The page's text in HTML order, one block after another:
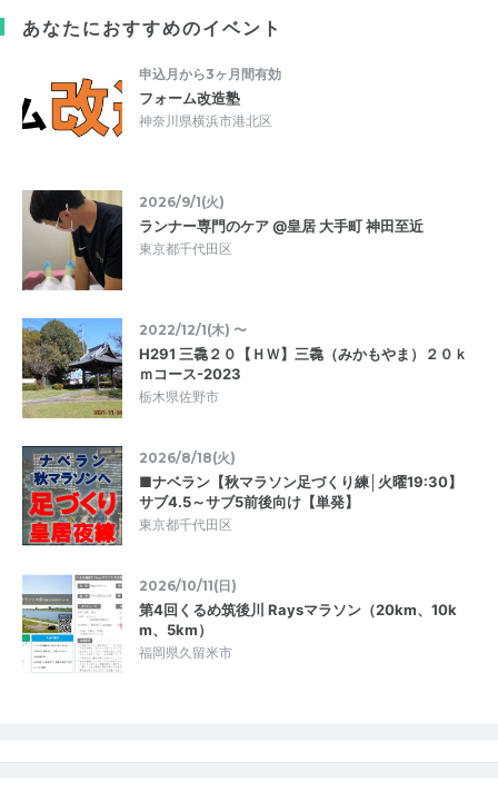
あなたにおすすめのイベント
申込月から3ヶ月間有効
フォーム改造塾
神奈川県横浜市港北区
2026/9/1(火)
ランナー専門のケア @皇居 大手町 神田至近
東京都千代田区
2022/12/1(木) 〜
H291 三毳２０【ＨＷ】三毳（みかもやま）２０ｋ
ｍコース-2023
栃木県佐野市
2026/8/18(火)
■ナベラン【秋マラソン足づくり練│火曜19:30】
サブ4.5～サブ5前後向け【単発】
東京都千代田区
2026/10/11(日)
第4回くるめ筑後川 Raysマラソン（20km、10k
m、5km）
福岡県久留米市